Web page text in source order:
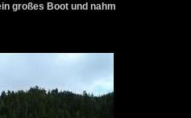
großes Boot und nahm